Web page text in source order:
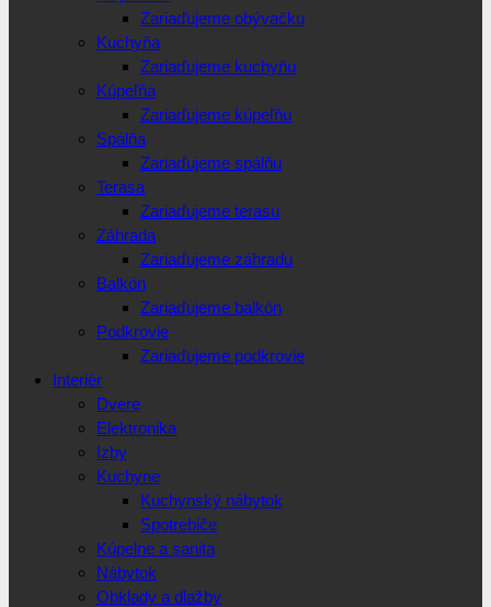
Zariaďujeme obývačku
Kuchyňa
Zariaďujeme kuchyňu
Kúpeľňa
Zariaďujeme kúpeľňu
Spálňa
Zariaďujeme spálňu
Terasa
Zariaďujeme terasu
Záhrada
Zariaďujeme záhradu
Balkón
Zariaďujeme balkón
Podkrovie
Zariaďujeme podkrovie
Interiér
Dvere
Elektronika
Izby
Kuchyne
Kuchynský nábytok
Spotrebiče
Kúpelne a sanita
Nábytok
Obklady a dlažby